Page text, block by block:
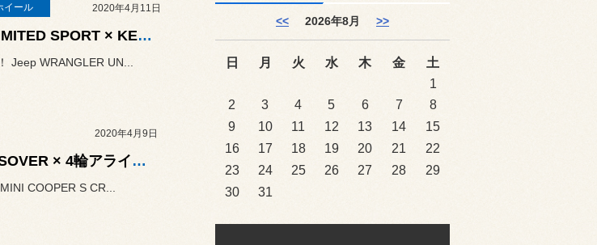
イール 2020年4月11日
Jeep WRANGLER UNLIMITED SPORT × KENWOOD DRV-MR740
Jeep WRANGLER UN...
2020年4月9日
MINI COOPER S CROSSOVER × 4輪アライメント調整
COOPER S CR...
<< 2026年8月 >>
日 月 火 水 木 金
土
1
2
3 4 5 6 7
8
9
10 11 12 13 14
15
16
17 18 19 20 21
22
23
24 25 26 27 28
29
30
31